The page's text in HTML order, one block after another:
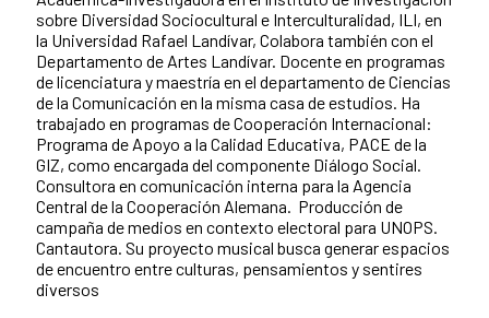
sobre Diversidad Sociocultural e Interculturalidad, ILI, en
la Universidad Rafael Landívar, Colabora también con el
Departamento de Artes Landívar. Docente en programas
de licenciatura y maestría en el departamento de Ciencias
de la Comunicación en la misma casa de estudios. Ha
trabajado en programas de Cooperación Internacional:
Programa de Apoyo a la Calidad Educativa, PACE de la
GIZ, como encargada del componente Diálogo Social.
Consultora en comunicación interna para la Agencia
Central de la Cooperación Alemana. Producción de
campaña de medios en contexto electoral para UNOPS.
Cantautora. Su proyecto musical busca generar espacios
de encuentro entre culturas, pensamientos y sentires
diversos